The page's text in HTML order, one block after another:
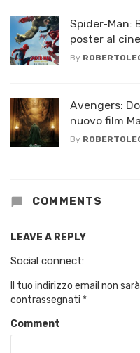
Spider-Man:
poster al
By
Avengers:
nuovo film
By
COMMENTS
LEAVE A REPLY
Social connect:
Il tuo indirizzo email non
contrassegnati *
Comment